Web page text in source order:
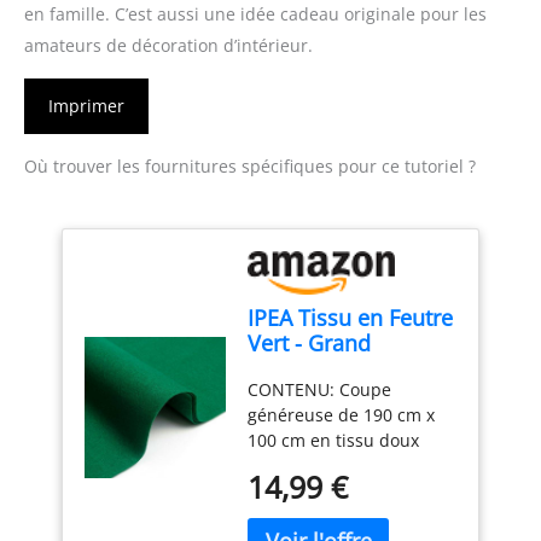
en famille. C’est aussi une idée cadeau originale pour les
amateurs de décoration d’intérieur.
Imprimer
Où trouver les fournitures spécifiques pour ce tutoriel ?
IPEA Tissu en Feutre
Vert - Grand
cm - Made in Italy -
Feutrine Doux pour
Vêtements,
Accessoires,
Décorations,
Créations,
CONTENU: Coupe
généreuse de 190 cm x
100 cm en tissu doux
décorations. Produit 100
% fabriqué en Italie.
14,99 €